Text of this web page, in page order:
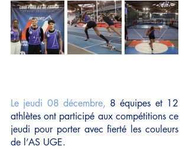
Le jeudi 08 décembre, 8 équipes et 12
athlètes ont participé aux compétitions ce
jeudi pour porter avec fierté les couleurs
de l’AS UGE.